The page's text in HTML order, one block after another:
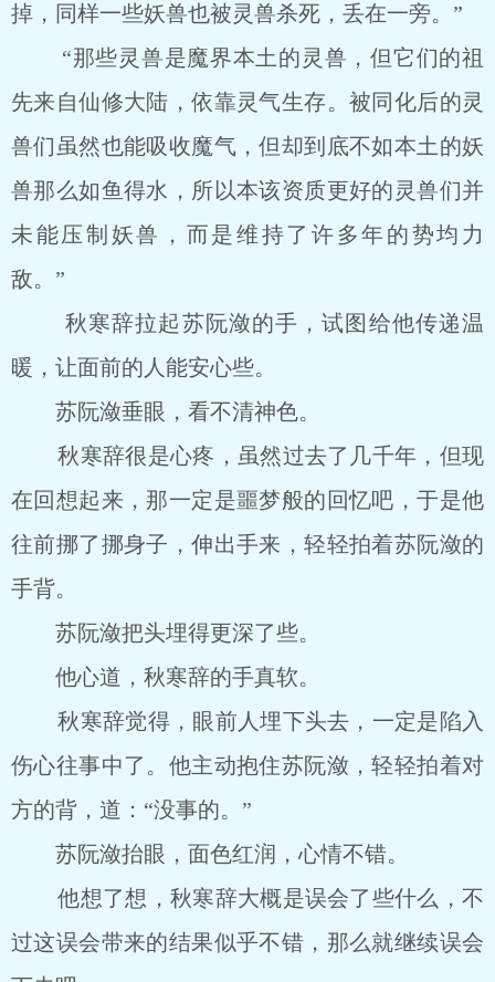
掉，同样一些妖兽也被灵兽杀死，丢在一旁。”
“那些灵兽是魔界本土的灵兽，但它们的祖
先来自仙修大陆，依靠灵气生存。被同化后的灵
兽们虽然也能吸收魔气，但却到底不如本土的妖
兽那么如鱼得水，所以本该资质更好的灵兽们并
未能压制妖兽，而是维持了许多年的势均力
敌。”
秋寒辞拉起苏阮潋的手，试图给他传递温
暖，让面前的人能安心些。
苏阮潋垂眼，看不清神色。
秋寒辞很是心疼，虽然过去了几千年，但现
在回想起来，那一定是噩梦般的回忆吧，于是他
往前挪了挪身子，伸出手来，轻轻拍着苏阮潋的
手背。
苏阮潋把头埋得更深了些。
他心道，秋寒辞的手真软。
秋寒辞觉得，眼前人埋下头去，一定是陷入
伤心往事中了。他主动抱住苏阮潋，轻轻拍着对
方的背，道：“没事的。”
苏阮潋抬眼，面色红润，心情不错。
他想了想，秋寒辞大概是误会了些什么，不
过这误会带来的结果似乎不错，那么就继续误会